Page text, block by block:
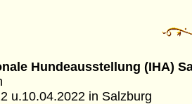
Hundeausstellung (IHA)
u.10.04.2022 in Salzburg